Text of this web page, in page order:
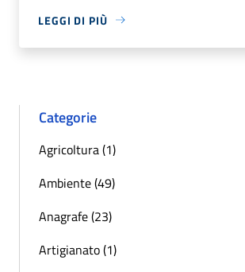
LEGGI DI PIÙ
Categorie
Agricoltura (1)
Ambiente (49)
Anagrafe (23)
Artigianato (1)